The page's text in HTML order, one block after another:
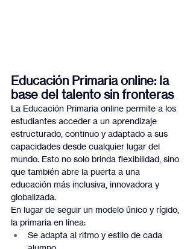
Educación Primaria online: la
base del talento sin fronteras
La Educación Primaria online permite a los
estudiantes acceder a un aprendizaje
estructurado, continuo y adaptado a sus
capacidades desde cualquier lugar del
mundo. Esto no solo brinda flexibilidad, sino
que también abre la puerta a una
educación más inclusiva, innovadora y
globalizada.
En lugar de seguir un modelo único y rígido,
la primaria en línea:
Se adapta al ritmo y estilo de cada